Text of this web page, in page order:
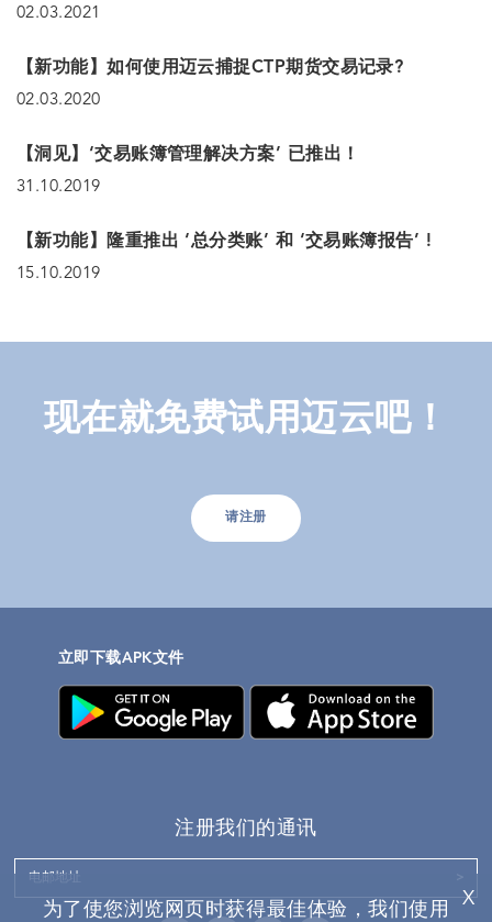
02.03.2021
【新功能】如何使用迈云捕捉CTP期货交易记录?
02.03.2020
【洞见】‘交易账簿管理解决方案’ 已推出！
31.10.2019
【新功能】隆重推出 ‘总分类账’ 和 ‘交易账簿报告’ !
15.10.2019
现在就免费试用迈云吧！
请注册
立即下载APK文件
注册我们的通讯
为了使您浏览网页时获得最佳体验，我们使用
X